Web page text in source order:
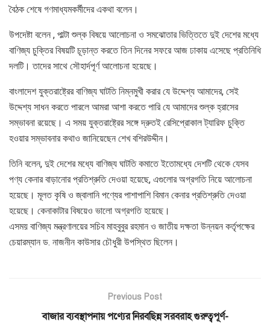
বৈঠক শেষে গণমাধ্যমকর্মীদের একথা বলেন।
উপদেষ্টা বলেন , পাল্টা শুল্ক বিষয়ে আলোচনা ও সমঝোতার ভিত্তিতে দুই দেশের মধ্যে
বাণিজ্য চুক্তির বিষয়টি চূড়ান্ত করতে তিন দিনের সফরে আজ ঢাকায় এসেছে প্রতিনিধি
দলটি। তাদের সাথে সৌহার্দপূর্ণ আলোচনা হয়েছে।
বাংলাদেশ যুক্তরাষ্ট্রের বাণিজ্য ঘাটতি নিম্নমুখী করার যে উদ্দেশ্য আমাদের, সেই
উদ্দেশ্য সাধন করতে পারলে আমরা আশা করতে পারি যে আমাদের শুল্ক হ্রাসের
সম্ভাবনা রয়েছে। এ সময় যুক্তরাষ্ট্রের সঙ্গে দ্রুতই রেসিপ্রোকাল ট্যারিফ চুক্তি
হওয়ার সম্ভাবনার কথাও জানিয়েছেন শেখ বশিরউদ্দীন।
তিনি বলেন, দুই দেশের মধ্যে বাণিজ্য ঘাটতি কমাতে ইতোমধ্যে দেশটি থেকে যেসব
পণ্য কেনার বাড়ানোর প্রতিশ্রুতি দেওয়া হয়েছে, এগুলোর অগ্রগতি নিয়ে আলোচনা
হয়েছে। মূলত কৃষি ও জ্বালানি পণ্যের পাশাপাশি বিমান কেনার প্রতিশ্রুতি দেওয়া
হয়েছে। কেনাকাটার বিষয়েও ভালো অগ্রগতি হয়েছে।
এসময় বাণিজ্য মন্ত্রণালয়ের সচিব মাহবুবুর রহমান ও জাতীয় দক্ষতা উন্নয়ন কর্তৃপক্ষের
চেয়ারম্যান ড. নাজনীন কাউসার চৌধুরী উপস্থিত ছিলেন।
Previous Post
বাজার ব্যবস্থাপনায় পণ্যের নিরবছিন্ন সরবরাহ গুরুত্বপূর্ণ-